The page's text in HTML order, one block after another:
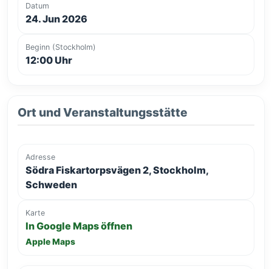
Datum
24. Jun 2026
Beginn (Stockholm)
12:00 Uhr
Ort und Veranstaltungsstätte
Adresse
Södra Fiskartorpsvägen 2, Stockholm,
Schweden
Karte
In Google Maps öffnen
Apple Maps